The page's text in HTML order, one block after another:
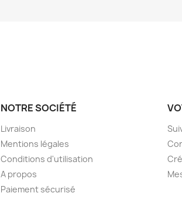
NOTRE SOCIÉTÉ
Livraison
Mentions légales
Conditions d'utilisation
A propos
Paiement sécurisé